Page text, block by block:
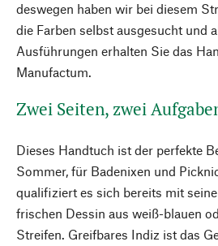
deswegen haben wir bei diesem
die Farben selbst ausgesucht und
Ausführungen erhalten Sie das
Manufactum.
Zwei Seiten, zwei
Dieses Handtuch ist der perfekte
Sommer, für Badenixen und
qualifiziert es sich bereits mit
frischen Dessin aus weiß-blauen
Streifen. Greifbares Indiz ist das